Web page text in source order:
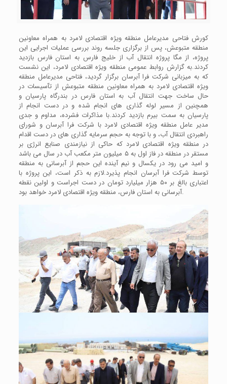
کورش فتاحی مدیرعامل منطقه ویژه اقتصادی لامرد به همراه معاونین
منطقه متبوعش، پس از برگزاری جلسه روند بررسی عملیات اجرایی این
پروژه، از مگا پروژه انتقال آب از خلیج فارس به استان فارس بازدید
کردند.به گزارش روابط عمومی منطقه ویژه اقتصادی لامرد، این نشست
که به میزبانی شرکت فرا آبرسان برگزار گردید، فتاحی مدیرعامل منطقه
ویژه اقتصادی لامرد به همراه معاونین منطقه متبوعش از تآسیسات در
حال ساخت جهت انتقال آب به استان فارس در بندرگاه پارسیان و
همچنین از مسیر لوله گذاری های انجام شده و در دست انجام از
پارسیان به سمت بیرم بازدید کردند.با مذاکرات فشرده، مداوم و جدی
مدیر عامل منطقه ویژه اقتصادی لامرد با شرکت فرا آبرسان و شورای
راهبردی انتقال آب، و با توجه به حجم سرمایه گذاری های در دست اقدام
در منطقه ویژه اقتصادی لامرد که حاکی از نیازمندی صنایع انرژی بر
مستقر در منطقه در فاز اول به ۵ میلیون متر مکعب آب در سال می باشد
و امید می رود در یکسال و نیم آینده این حجم از آبرسانی به منطقه
توسط شرکت فرا آبرسان انجام پذیرد.لازم به ذکر است، این پروژه با
اعتباری بالغ بر ۵۰ هزار میلیارد تومان در دست اجراست و اولین نقطه
آبرسانی به استان فارس، منطقه ویژه اقتصادی لامرد خواهد بود.